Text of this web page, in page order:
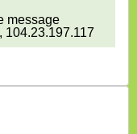
message
104.23.197.117